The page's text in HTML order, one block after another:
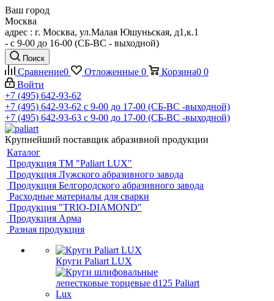
Ваш город
Москва
адрес : г. Москва, ул.Малая Юшуньская, д1,к.1
- c 9-00 до 16-00 (СБ-ВС - выходной)
Поиск
Сравнение0 Отложенные 0 Корзина0 0
Войти
+7 (495) 642-93-62
+7 (495) 642-93-62 c 9-00 до 17-00 (СБ-ВС -выходной)
+7 (495) 642-93-63 c 9-00 до 17-00 (СБ-ВС -выходной)
Крупнейший поставщик абразивной продукции
Каталог
Продукция ТМ "Paliart LUX"
Продукция Лужского абразивного завода
Продукция Белгородского абразивного завода
Расходные материалы для сварки
Продукция "TRIO-DIAMOND"
Продукция Арма
Разная продукция
Круги Paliart LUX